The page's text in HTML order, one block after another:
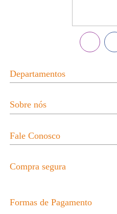
Departamentos
Sobre nós
Fale Conosco
Compra segura
Formas de Pagamento